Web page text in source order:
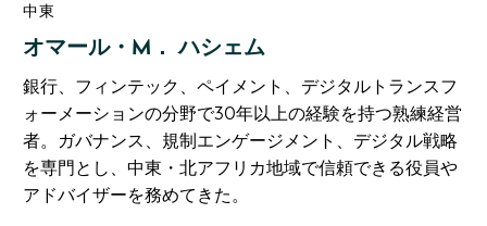
中東
オマール・M． ハシェム
銀行、フィンテック、ペイメント、デジタルトランスフ
ォーメーションの分野で30年以上の経験を持つ熟練経営
者。ガバナンス、規制エンゲージメント、デジタル戦略
を専門とし、中東・北アフリカ地域で信頼できる役員や
アドバイザーを務めてきた。